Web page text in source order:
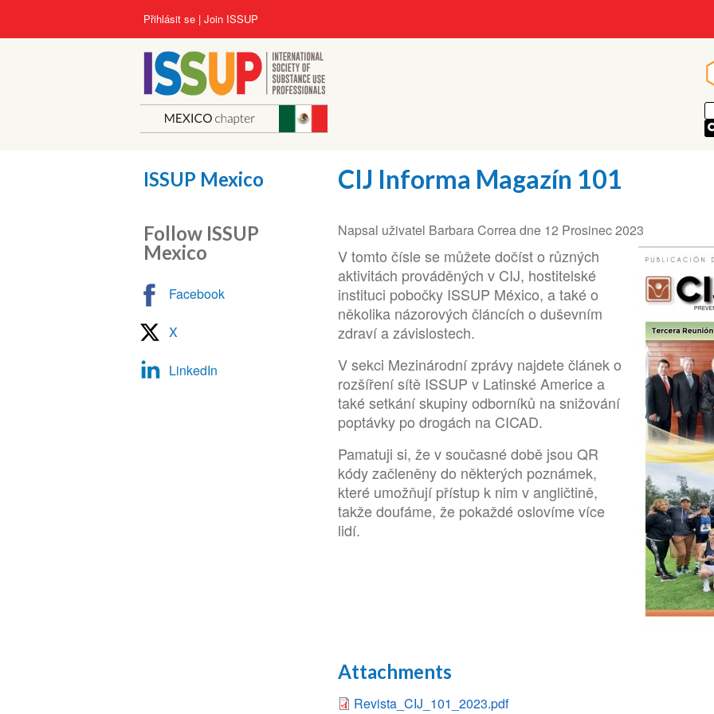
User
account
menu
Přihlásit se Join ISSUP
CIJ Informa Magazín 101
Napsal uživatel Barbara Correadne 12 Prosinec 2023
V tomto čísle se můžete dočíst o různých
aktivitách prováděných v CIJ, hostitelské
instituci pobočky ISSUP México, a také o
několika názorových článcích o duševním
zdraví a závislostech.
V sekci Mezinárodní zprávy najdete článek o
rozšíření sítě ISSUP v Latinské Americe a
také setkání skupiny odborníků na snižování
poptávky po drogách na CICAD.
Pamatuji si, že v současné době jsou QR
kódy začleněny do některých poznámek,
které umožňují přístup k nim v angličtině,
takže doufáme, že pokaždé oslovíme více
lidí.
Attachments
Revista_CIJ_101_2023.pdf
ISSUP Mexico
Follow ISSUP
Mexico
Facebook
X
LinkedIn